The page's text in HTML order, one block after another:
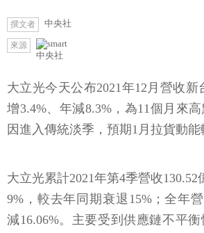
撰文者 中央社
來源
中央社
大立光今天公布2021年12月營收新
增3.4%、年減8.3%，為11個月來
因進入傳統淡季，預期1月拉貨動能
大立光累計2021年第4季營收
9%，較去年同期衰退15%；全年
減16.06%。主要受到供應鏈不平